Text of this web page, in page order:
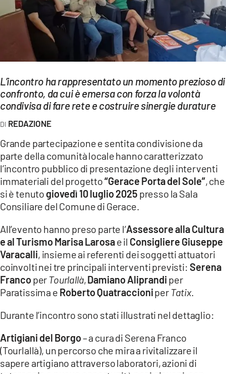
EVENTI
SPORT
Streaming
LAC TV
LAC NETWORK
LAC ONAIR
LaC
Network
LACPLAY.IT
LACTV.IT
LACITYMAG.IT
ILREGGINO.IT
COSENZACHANNEL.IT
LACAPITALENEWS.IT
L’incontro ha rappresentato un momento prezioso di
confronto, da cui è emersa con forza la volontà
condivisa di fare rete e costruire sinergie durature
REDAZIONE
Grande partecipazione e sentita condivisione da
parte della comunità locale hanno caratterizzato
l’incontro pubblico di presentazione degli interventi
immateriali del progetto“Gerace Porta del Sole”, che
si è tenuto giovedì 10 luglio 2025 presso la Sala
Consiliare del Comune di Gerace.
All’evento hanno preso parte l’Assessore alla Cultura
e al Turismo Marisa Larosae il Consigliere Giuseppe
Varacalli, insieme ai referenti dei soggetti attuatori
coinvolti nei tre principali interventi previsti: Serena
Francoper Tourlallà,Damiano Aliprandi per
Paratissima e Roberto Quatraccioniper Tatix.
Durante l’incontro sono stati illustrati nel dettaglio:
Artigiani del Borgo– a cura di Serena Franco
(Tourlallà), un percorso che mira a rivitalizzare il
sapere artigiano attraverso laboratori, azioni di